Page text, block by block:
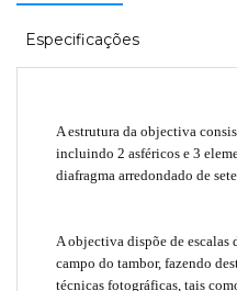
Especificações
A estrutura da objectiva
incluindo 2 asféricos e 3
diafragma arredondado de
A objectiva dispõe de
campo do tambor, fazendo
técnicas fotográficas, tais